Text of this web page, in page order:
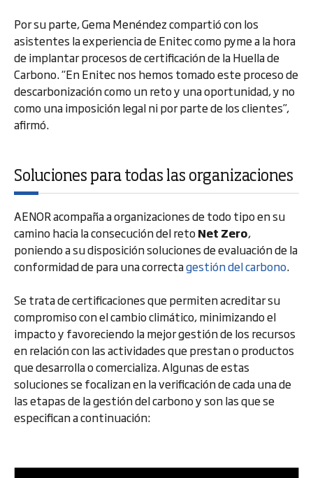
Por su parte, Gema Menéndez compartió con los
asistentes la experiencia de Enitec como pyme a la hora
de implantar procesos de certificación de la Huella de
Carbono. “En Enitec nos hemos tomado este proceso de
descarbonización como un reto y una oportunidad, y no
como una imposición legal ni por parte de los clientes”,
afirmó.
Soluciones para todas las organizaciones
AENOR acompaña a organizaciones de todo tipo en su
camino hacia la consecución del retoNet Zero,
poniendo a su disposición soluciones de evaluación de la
conformidad de para una correctagestión del carbono.
Se trata de certificaciones que permiten acreditar su
compromiso con el cambio climático, minimizando el
impacto y favoreciendo la mejor gestión de los recursos
en relación con las actividades que prestan o productos
que desarrolla o comercializa. Algunas de estas
soluciones se focalizan en la verificación de cada una de
las etapas de la gestión del carbono y son las que se
especifican a continuación: